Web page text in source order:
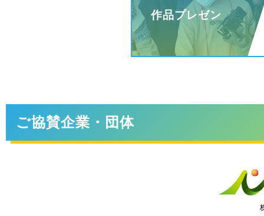
作品プレゼン
ご協賛企業・団体